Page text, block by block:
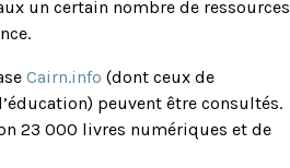
un certain nombre de ressources
Cairn.info (dont ceux de
peuvent être consultés.
23 000 livres numériques et de